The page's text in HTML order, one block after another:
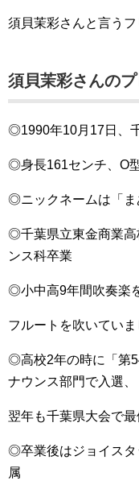
須貝茉彩さんと言うフ
須貝茉彩さんの
◎1990年10月17日、
◎身長161センチ、O
◎ニックネームは「ま
◎千葉県立東金商業
ンス科卒業
◎小中高9年間吹奏楽
フルートを吹いていま
◎高校2年の時に「第
ナウンス部門で入選、
翌年も千葉県大会で最
◎卒業後はジョイスタ
属